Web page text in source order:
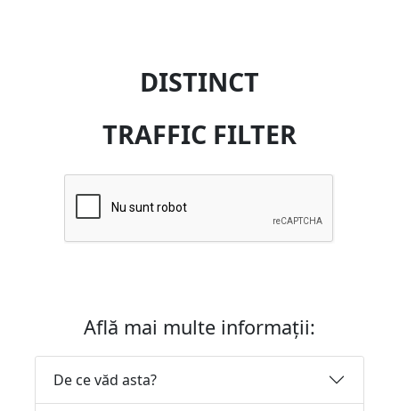
DISTINCT
TRAFFIC FILTER
Află mai multe informații:
De ce văd asta?